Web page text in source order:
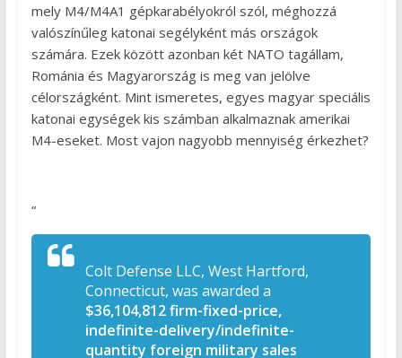
mely M4/M4A1 gépkarabélyokról szól, méghozzá
valószínűleg katonai segélyként más országok
számára. Ezek között azonban két NATO tagállam,
Románia és Magyarország is meg van jelölve
célországként. Mint ismeretes, egyes magyar speciális
katonai egységek kis számban alkalmaznak amerikai
M4-eseket. Most vajon nagyobb mennyiség érkezhet?
“
Colt Defense LLC, West Hartford,
Connecticut, was awarded a
$36,104,812 firm-fixed-price,
indefinite-delivery/indefinite-
quantity foreign military sales